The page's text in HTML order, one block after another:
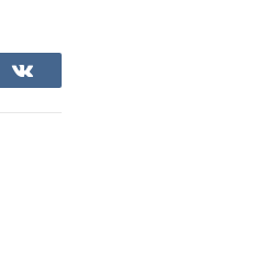
VKontakte